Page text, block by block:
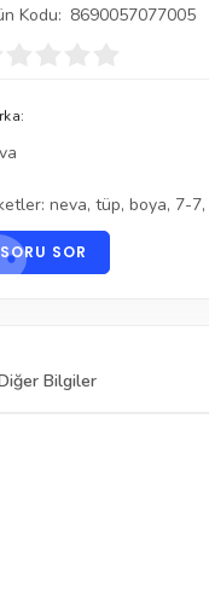
Kodu: 8690057077005
neva, tüp, boya, 7-7,
SORU SOR
Bilgiler